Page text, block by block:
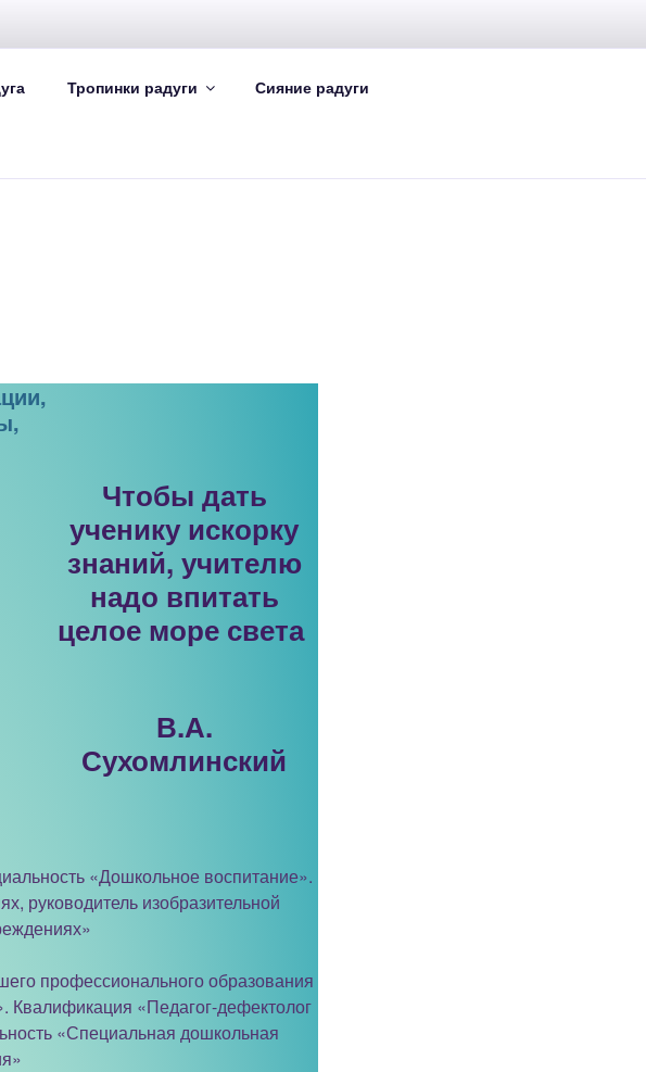
Тропинки радуги Сияние радуги
Чтобы дать
ученику искорку
знаний, учителю
надо впитать
целое море света
В.А.
Сухомлинский
«Дошкольное воспитание».
руководитель изобразительной
профессионального образования
Квалификация «Педагог-дефектолог
«Специальная дошкольная